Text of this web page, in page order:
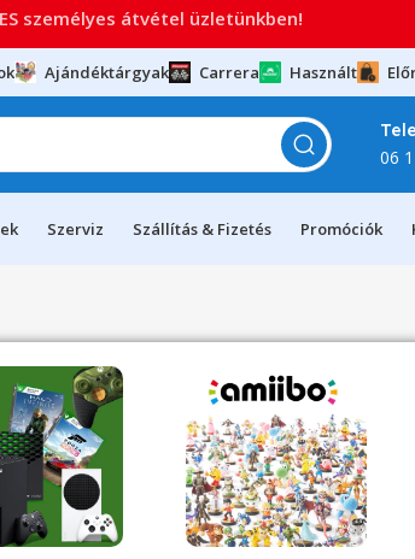
Ajándéktárgyak Carrera Használt
06
Szerviz Szállítás & Fizetés Promóciók
személyes átvétel üzletünkben!